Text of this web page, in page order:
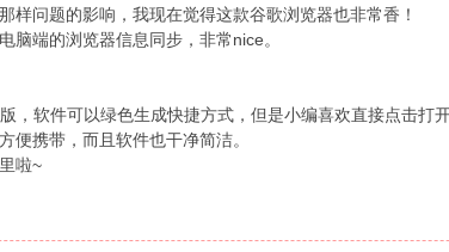
样问题的影响，我现在觉得这款谷歌浏览器也非常香！
脑端的浏览器信息同步，非常nice。
，软件可以绿色生成快捷方式，但是小编喜欢直接点击打
便携带，而且软件也干净简洁。
啦~